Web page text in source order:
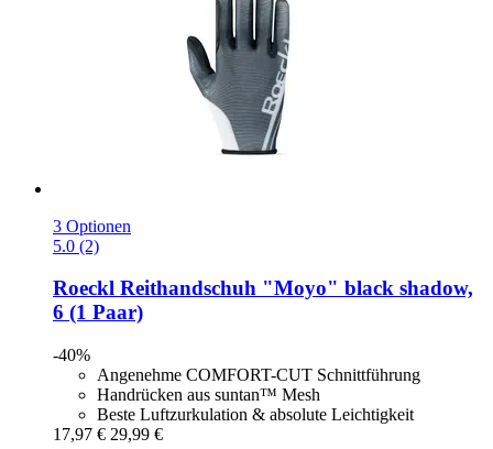
3 Optionen
5.0 (2)
Roeckl Reithandschuh "Moyo" black shadow,
6 (1 Paar)
-40%
Angenehme COMFORT-CUT Schnittführung
Handrücken aus suntan™ Mesh
Beste Luftzurkulation & absolute Leichtigkeit
17,97 € 29,99 €